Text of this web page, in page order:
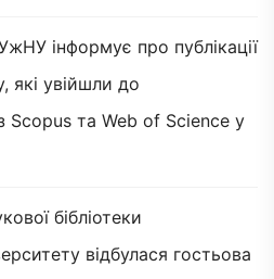
інформує про публікації
які увійшли до
Scopus та Web of Science у
бібліотеки
відбулася гостьова